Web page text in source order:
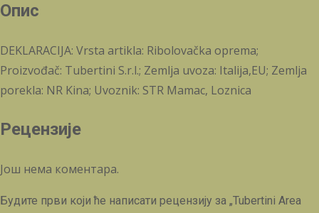
Опис
DEKLARACIJA: Vrsta artikla: Ribolovačka oprema;
Proizvođač: Tubertini S.r.l.; Zemlja uvoza: Italija,EU; Zemlja
porekla: NR Kina; Uvoznik: STR Mamac, Loznica
Рецензије
Још нема коментара.
Будите први који ће написати рецензију за „Tubertini Area